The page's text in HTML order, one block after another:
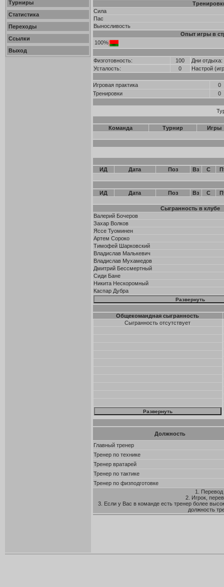
Турниры
Статистика
Переходы
Ссылки
Выход
Сила
Пас
Выносливость
Опыт игры в
100%
Физготовность: 100
Дни отдыха:
Усталость:
0 Настрой
Игровая практика
0
Тренировки
0
Команда Турнир Игры
ИД Дата Поз Вз С
ИД Дата Поз Вз С
Сыгранность в клубе
Валерий Бочеров
Захар Волков
Яссе Туоминен
Артем Сороко
Тимофей Шарковский
Владислав Малькевич
Владислав Мухамедов
Дмитрий Бессмертный
Сиди Бане
Никита Нескоромный
Каспар Дубра
Общекомандная сыгранность
Сыгранность отсутствует
Должность
Главный тренер
Тренер по технике
Тренер вратарей
Тренер по тактике
Тренер по физподготовке
1. Перевод
2. Игрок,
3. Если у Вас в команде есть тренер более
должность